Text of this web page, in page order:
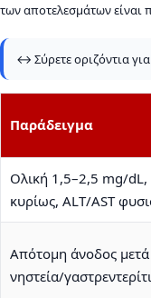
των αποτελεσμάτων είναι
↔️ Σύρετε οριζόντια για
Παράδειγμα
Ολική 1,5–2,5 mg/dL,
κυρίως, ALT/AST
Απότομη άνοδος
νηστεία/